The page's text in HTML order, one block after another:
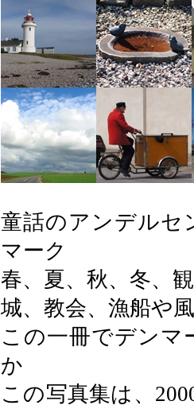
童話のアンデルセ
マーク
春、夏、秋、冬、
城、教会、漁船や
この一冊でデンマ
か
この写真集は、